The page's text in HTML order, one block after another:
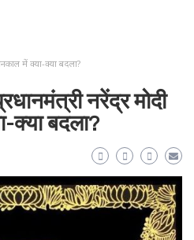
में क्या-क्या बदला?
नरेंद्र मोदी
क्या बदला?